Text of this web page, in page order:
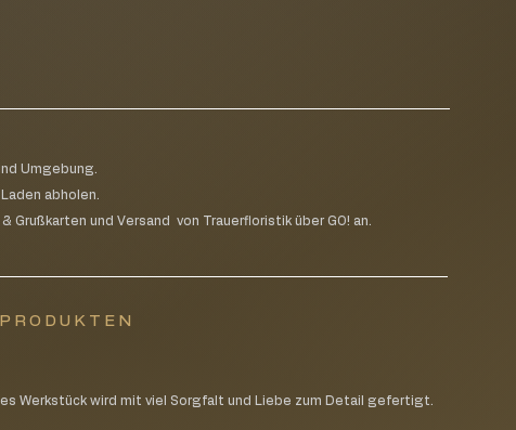
Umgebung.
abholen.
und Versand von Trauerfloristik über GO! an.
Werkstück wird mit viel Sorgfalt und Liebe zum Detail gefertigt.